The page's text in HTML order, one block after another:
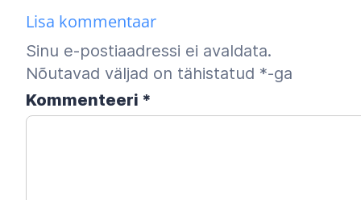
Lisa kommentaar
Sinu e-postiaadressi ei avaldata.
Nõutavad väljad on tähistatud *-ga
Kommenteeri *